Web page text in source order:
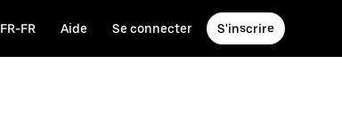
FR-FR Aide Se connecter S'inscrire